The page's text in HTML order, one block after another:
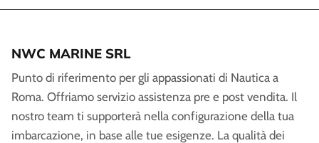
NWC MARINE SRL
Punto di riferimento per gli appassionati di Nautica a
Roma. Offriamo servizio assistenza pre e post vendita. Il
nostro team ti supporterà nella configurazione della tua
imbarcazione, in base alle tue esigenze. La qualità dei